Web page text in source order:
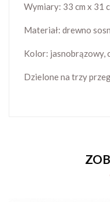
Wymiary: 33 cm x 31
Materiał: drewno
Kolor: jasnobrązowy,
Dzielone na trzy